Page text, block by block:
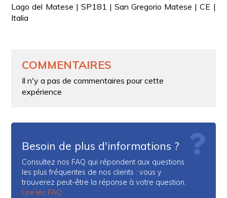
Lago del Matese | SP181 | San Gregorio Matese | CE |
Italia
COMMENTAIRES
Il n'y a pas de commentaires pour cette
expérience
Besoin de plus d'informations ?
Consultez nos FAQ qui répondent aux questions
les plus fréquentes de nos clients : vous y
trouverez peut-être la réponse à votre question.
Lire les FAQ